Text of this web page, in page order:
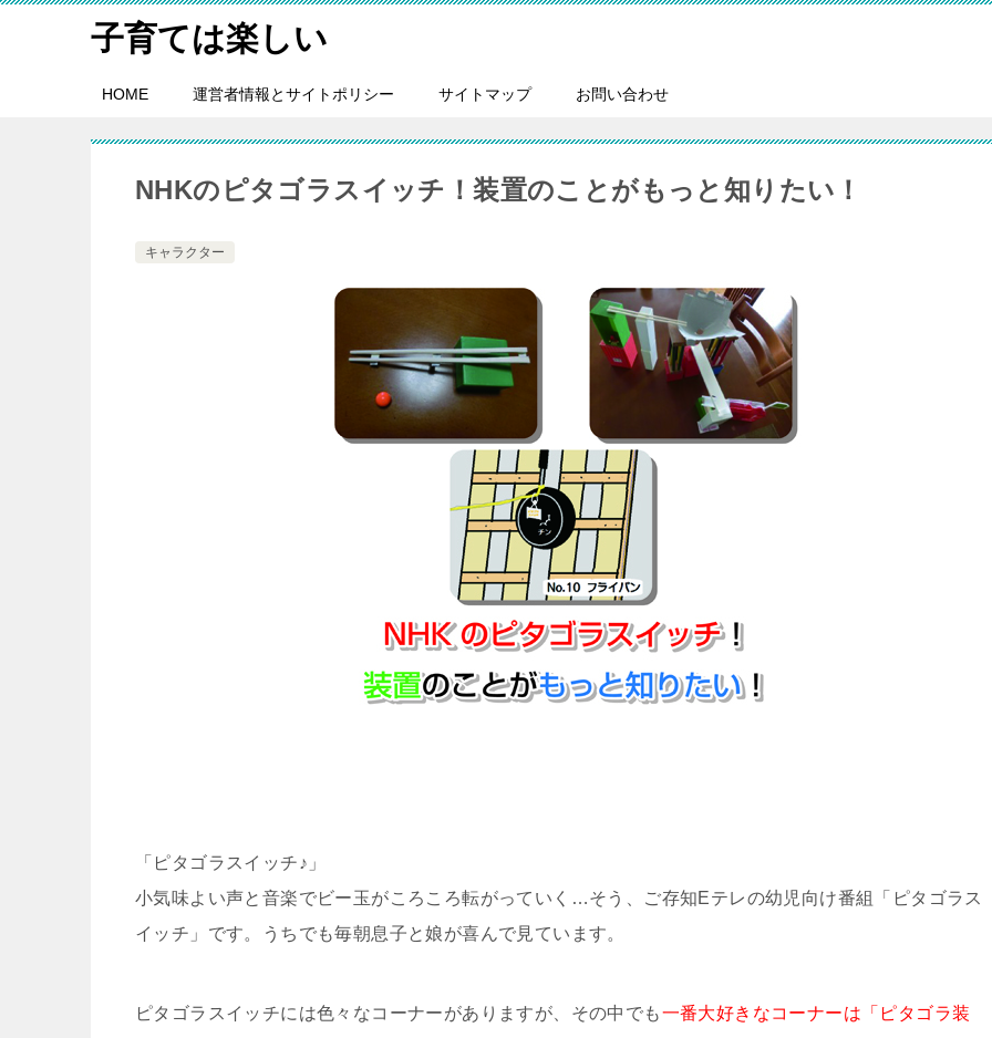
子育ては楽しい
HOME 運営者情報とサイトポリシー サイトマップ お問い合わせ
NHKのピタゴラスイッチ！装置のことがもっと知りたい！
キャラクター
「ピタゴラスイッチ♪」
小気味よい声と音楽でビー玉がころころ転がっていく…そう、ご存知Eテレの幼児向け番組「ピタゴラス
イッチ」です。うちでも毎朝息子と娘が喜んで見ています。
ピタゴラスイッチには色々なコーナーがありますが、その中でも一番大好きなコーナーは「ピタゴラ装